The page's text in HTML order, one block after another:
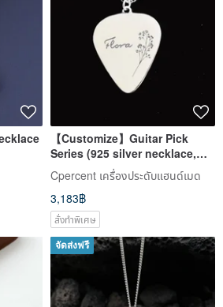
【Customize】Guitar Pick
Series (925 silver necklace,
engravable, custom-made) -
Cpercent เครื่องประดับแฮนด์เมด
3,183฿
สั่งทำพิเศษ
จัดส่งฟรี